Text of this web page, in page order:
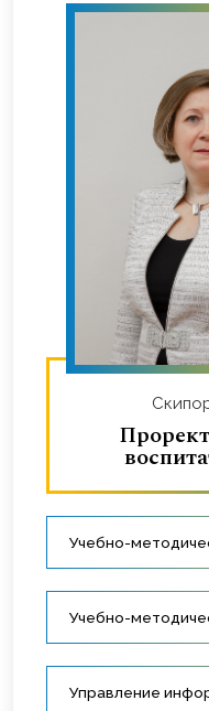
Учебно-
Учебно-
Управление